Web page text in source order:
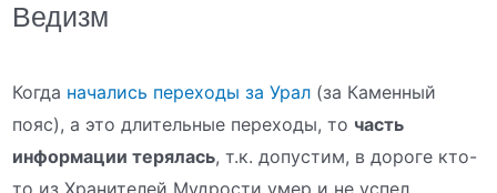
Ведизм
Когда начались переходы за Урал (за Каменный
пояс), а это длительные переходы, то часть
информации терялась, т.к. допустим, в дороге кто-
то из Хранителей Мудрости умер и не успел